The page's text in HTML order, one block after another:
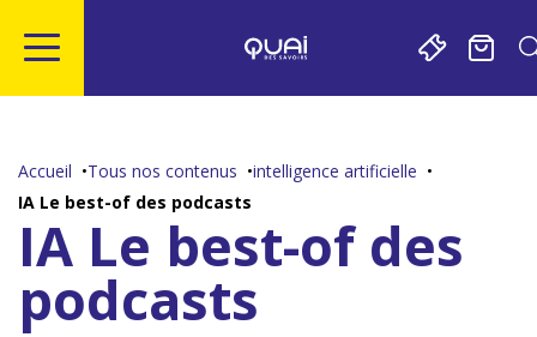
contenu
Accueil Tous nos contenus
intelligence artificielle
IA Le best-of des podcasts
IA Le best-of des
podcasts